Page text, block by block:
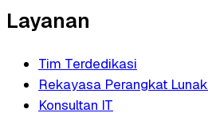
Layanan
Tim Terdedikasi
Rekayasa Perangkat Lunak
Konsultan IT